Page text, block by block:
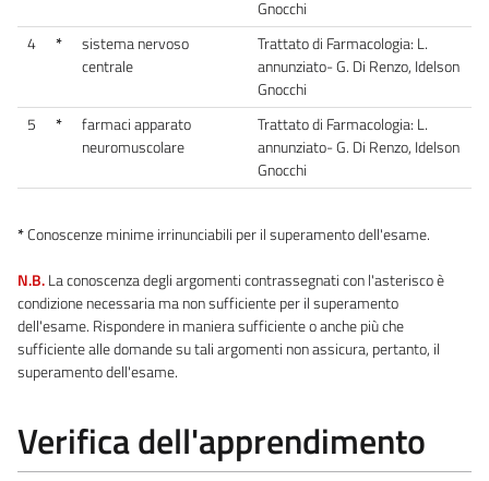
Gnocchi
4
*
sistema nervoso
centrale
Trattato di Farmacologia: L.
annunziato- G. Di Renzo, Idelson
Gnocchi
5
*
farmaci apparato
neuromuscolare
Trattato di Farmacologia: L.
annunziato- G. Di Renzo, Idelson
Gnocchi
*Conoscenze minime irrinunciabili per il superamento dell'esame.
N.B.La conoscenza degli argomenti contrassegnati con l'asterisco è
condizione necessaria ma non sufficiente per il superamento
dell'esame. Rispondere in maniera sufficiente o anche più che
sufficiente alle domande su tali argomenti non assicura, pertanto, il
superamento dell'esame.
Verifica dell'apprendimento